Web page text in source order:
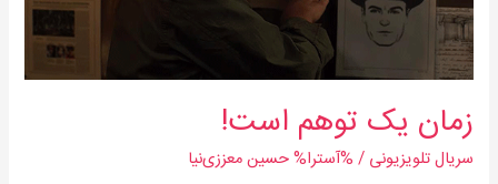
زمان یک توهم است!
سریال‌ تلویزیونی / %آسترا%حسین معززی‌نیا